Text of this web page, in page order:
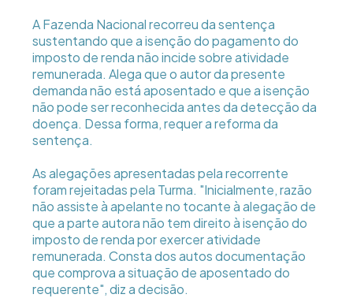
A Fazenda Nacional recorreu da sentença
sustentando que a isenção do pagamento do
imposto de renda não incide sobre atividade
remunerada. Alega que o autor da presente
demanda não está aposentado e que a isenção
não pode ser reconhecida antes da detecção da
doença. Dessa forma, requer a reforma da
sentença.
As alegações apresentadas pela recorrente
foram rejeitadas pela Turma. "Inicialmente, razão
não assiste à apelante no tocante à alegação de
que a parte autora não tem direito à isenção do
imposto de renda por exercer atividade
remunerada. Consta dos autos documentação
que comprova a situação de aposentado do
requerente", diz a decisão.